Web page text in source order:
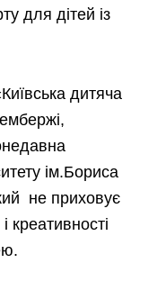
для дітей із
дитяча
ім.Бориса
не приховує
креативності